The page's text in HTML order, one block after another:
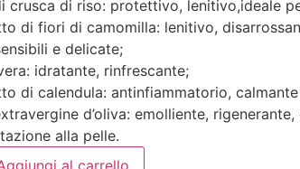
crusca di riso: protettivo, lenitivo,ideale
di fiori di camomilla: lenitivo,
e delicate;
idratante, rinfrescante;
di calendula: antinfiammatorio, calmante
d’oliva: emolliente,
alla pelle.